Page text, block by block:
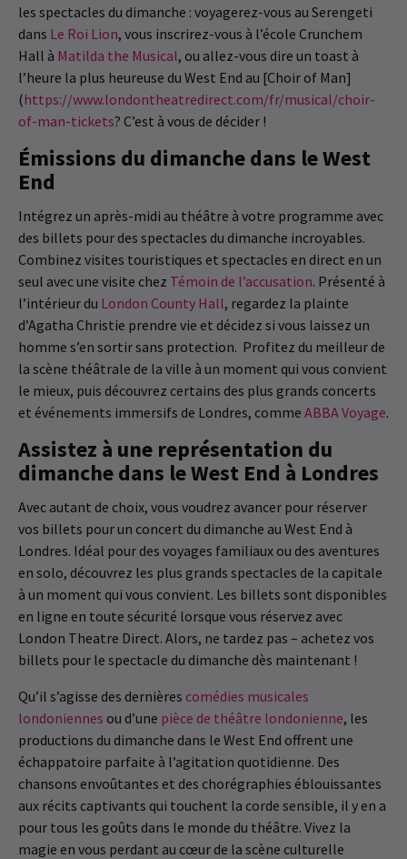
les spectacles du dimanche : voyagerez-vous au Serengeti
dans Le Roi Lion, vous inscrirez-vous à l’école Crunchem
Hall à Matilda the Musical, ou allez-vous dire un toast à
l’heure la plus heureuse du West End au [Choir of Man]
(https://www.londontheatredirect.com/fr/musical/choir-
of-man-tickets? C’est à vous de décider !
Émissions du dimanche dans le West
End
Intégrez un après-midi au théâtre à votre programme avec
des billets pour des spectacles du dimanche incroyables.
Combinez visites touristiques et spectacles en direct en un
seul avec une visite chez Témoin de l’accusation. Présenté à
l’intérieur du London County Hall, regardez la plainte
d’Agatha Christie prendre vie et décidez si vous laissez un
homme s’en sortir sans protection. Profitez du meilleur de
la scène théâtrale de la ville à un moment qui vous convient
le mieux, puis découvrez certains des plus grands concerts
et événements immersifs de Londres, comme ABBA Voyage.
Assistez à une représentation du
dimanche dans le West End à Londres
Avec autant de choix, vous voudrez avancer pour réserver
vos billets pour un concert du dimanche au West End à
Londres. Idéal pour des voyages familiaux ou des aventures
en solo, découvrez les plus grands spectacles de la capitale
à un moment qui vous convient. Les billets sont disponibles
en ligne en toute sécurité lorsque vous réservez avec
London Theatre Direct. Alors, ne tardez pas – achetez vos
billets pour le spectacle du dimanche dès maintenant !
Qu’il s’agisse des dernières comédies musicales
londoniennes ou d’une pièce de théâtre londonienne, les
productions du dimanche dans le West End offrent une
échappatoire parfaite à l’agitation quotidienne. Des
chansons envoûtantes et des chorégraphies éblouissantes
aux récits captivants qui touchent la corde sensible, il y en a
pour tous les goûts dans le monde du théâtre. Vivez la
magie en vous perdant au cœur de la scène culturelle